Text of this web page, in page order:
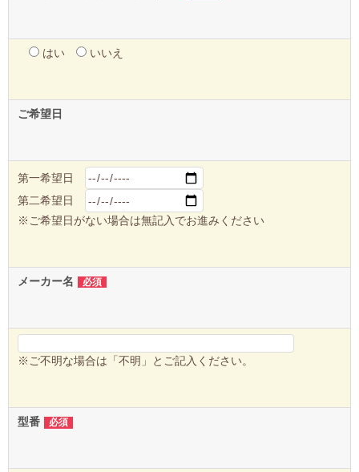
はい いいえ
ご希望日
第一希望日
第二希望日
※ご希望日がない場合は無記入でお進みください
メーカー名 必須
※ご不明な場合は「不明」とご記入ください。
型番 必須